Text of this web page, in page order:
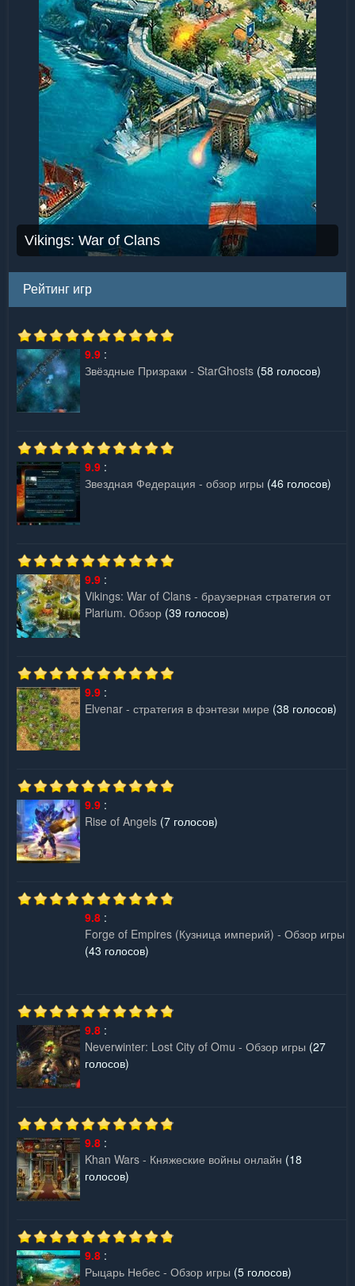
Vikings: War of Clans
Рейтинг игр
9.9 :
Звёздные Призраки - StarGhosts (58 голосов)
9.9 :
Звездная Федерация - обзор игры (46 голосов)
9.9 :
Vikings: War of Clans - браузерная стратегия от
Plarium. Обзор (39 голосов)
9.9 :
Elvenar - стратегия в фэнтези мире (38 голосов)
9.9 :
Rise of Angels (7 голосов)
9.8 :
Forge of Empires (Кузница империй) - Обзор игры
(43 голосов)
9.8 :
Neverwinter: Lost City of Omu - Обзор игры (27
голосов)
9.8 :
Khan Wars - Княжеские войны онлайн (18
голосов)
9.8 :
Рыцарь Небес - Обзор игры (5 голосов)